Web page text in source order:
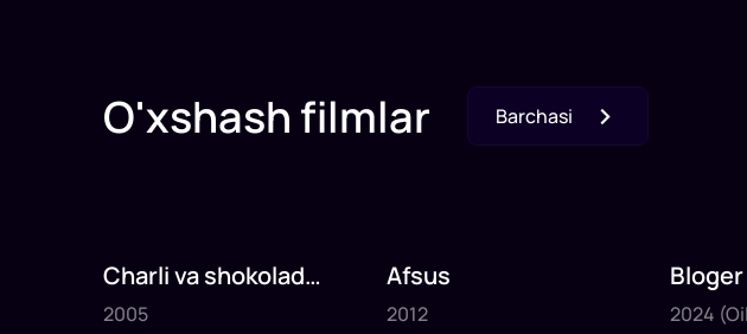
O'xshash filmlar Barchasi
2005
1x75
Charli va shokolad
fabrikasi
2005
2012
1x80
Afsus
2012
2024
1x35
2024